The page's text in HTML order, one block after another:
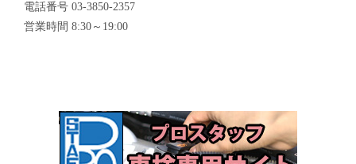
電話番号 03-3850-2357
営業時間 8:30～19:00